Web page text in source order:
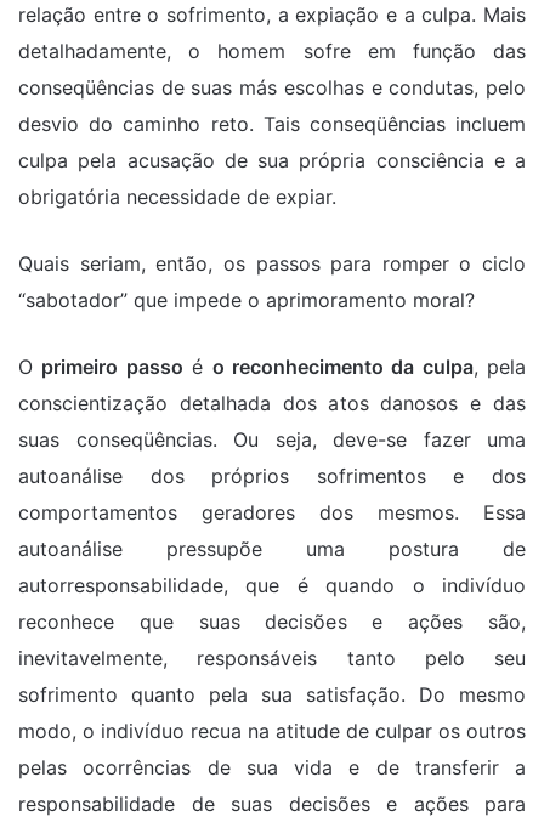
relação entre o sofrimento, a expiação e a culpa. Mais
detalhadamente, o homem sofre em função das
conseqüências de suas más escolhas e condutas, pelo
desvio do caminho reto. Tais conseqüências incluem
culpa pela acusação de sua própria consciência e a
obrigatória necessidade de expiar.
Quais seriam, então, os passos para romper o ciclo
“sabotador” que impede o aprimoramento moral?
O primeiro passo é o reconhecimento da culpa, pela
conscientização detalhada dos atos danosos e das
suas conseqüências. Ou seja, deve-se fazer uma
autoanálise dos próprios sofrimentos e dos
comportamentos geradores dos mesmos. Essa
autoanálise pressupõe uma postura de
autorresponsabilidade, que é quando o indivíduo
reconhece que suas decisões e ações são,
inevitavelmente, responsáveis tanto pelo seu
sofrimento quanto pela sua satisfação. Do mesmo
modo, o indivíduo recua na atitude de culpar os outros
pelas ocorrências de sua vida e de transferir a
responsabilidade de suas decisões e ações para